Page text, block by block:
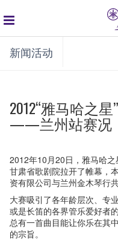
global
navigation
新闻活动
2012“雅马哈之
——兰州站赛况
2012年10月20日，雅马哈
甘肃省歌剧院拉开了帷幕，
资有限公司与兰州金木琴行共
大赛吸引了各年龄层次、专
或是长笛的各界管乐爱好者
总有一首曲目能让你乐在其
的宗旨。